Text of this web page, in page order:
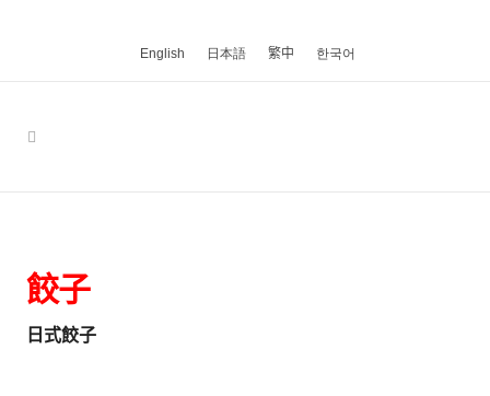
English 日本語 繁中 한국어
餃子
日式餃子